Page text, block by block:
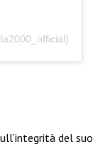
del suo